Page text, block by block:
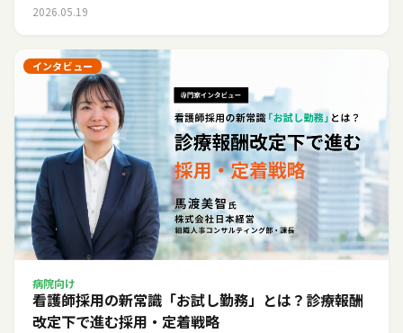
2026.05.19
インタビュー
病院向け
看護師採用の新常識「お試し勤務」とは？診療報酬
改定下で進む採用・定着戦略